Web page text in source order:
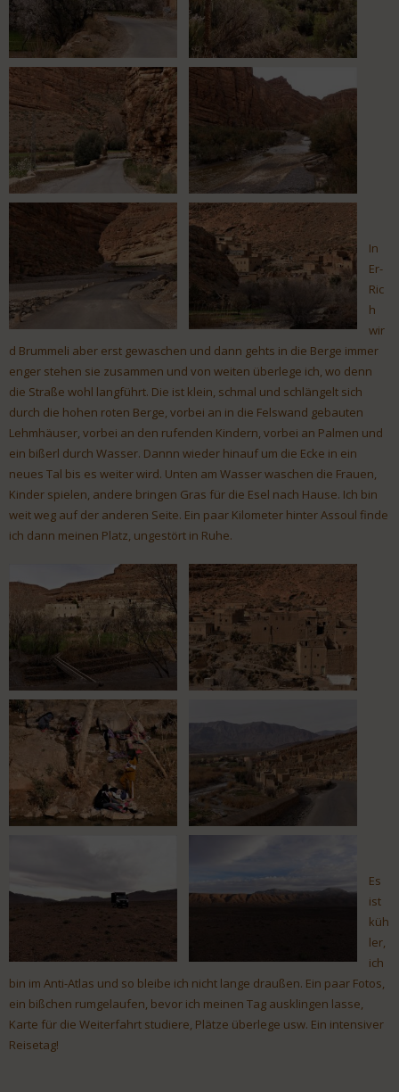
In
Er-
Ric
h
wir
d Brummeli aber erst gewaschen und dann gehts in die Berge immer
enger stehen sie zusammen und von weiten überlege ich, wo denn
die Straße wohl langführt. Die ist klein, schmal und schlängelt sich
durch die hohen roten Berge, vorbei an in die Felswand gebauten
Lehmhäuser, vorbei an den rufenden Kindern, vorbei an Palmen und
ein bißerl durch Wasser. Dannn wieder hinauf um die Ecke in ein
neues Tal bis es weiter wird. Unten am Wasser waschen die Frauen,
Kinder spielen, andere bringen Gras für die Esel nach Hause. Ich bin
weit weg auf der anderen Seite. Ein paar Kilometer hinter Assoul finde
ich dann meinen Platz, ungestört in Ruhe.
Es
ist
küh
ler,
ich
bin im Anti-Atlas und so bleibe ich nicht lange draußen. Ein paar Fotos,
ein bißchen rumgelaufen, bevor ich meinen Tag ausklingen lasse,
Karte für die Weiterfahrt studiere, Plätze überlege usw. Ein intensiver
Reisetag!